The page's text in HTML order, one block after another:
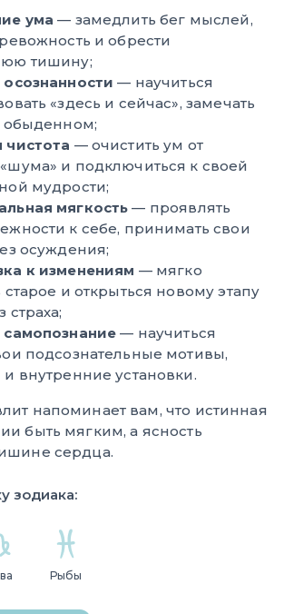
ума — замедлить бег мыслей,
и обрести
тишину;
осознанности — научиться
«здесь и сейчас», замечать
обыденном;
чистота — очистить ум от
и подключиться к своей
мудрости;
мягкость — проявлять
к себе, принимать свои
осуждения;
к изменениям — мягко
старое и открыться новому этапу
страха;
самопознание — научиться
подсознательные мотивы,
внутренние установки.
напоминает вам, что истинная
быть мягким, а ясность
сердца.
зодиака:
Рыбы